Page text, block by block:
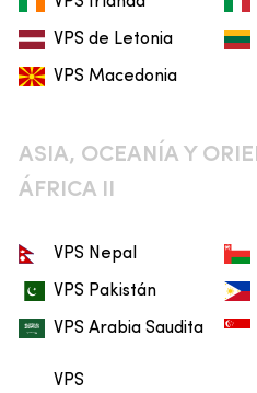
VPS de Letonia
VPS Macedonia
ASIA, OCEANÍA Y
ÁFRICA II
VPS Nepal
VPS Pakistán
VPS Arabia Saudita
VPS